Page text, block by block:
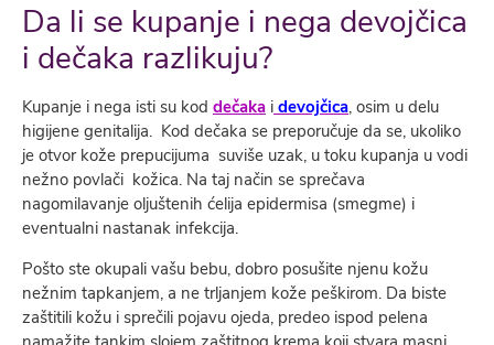
Da li se kupanje i nega devojčica
i dečaka razlikuju?
Kupanje i nega isti su kod dečaka i devojčica, osim u delu
higijene genitalija. Kod dečaka se preporučuje da se, ukoliko
je otvor kože prepucijuma suviše uzak, u toku kupanja u vodi
nežno povlači kožica. Na taj način se sprečava
nagomilavanje oljuštenih ćelija epidermisa (smegme) i
eventualni nastanak infekcija.
Pošto ste okupali vašu bebu, dobro posušite njenu kožu
nežnim tapkanjem, a ne trljanjem kože peškirom. Da biste
zaštitili kožu i sprečili pojavu ojeda, predeo ispod pelena